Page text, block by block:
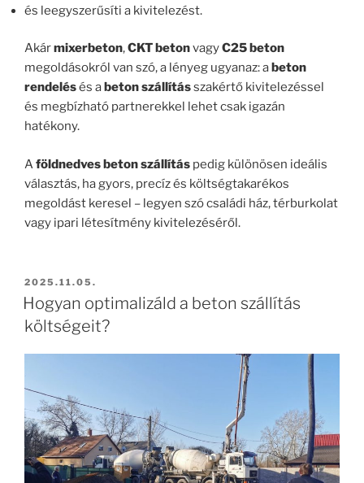
és leegyszerűsíti a kivitelezést.
Akármixerbeton,CKT betonvagyC25 beton
megoldásokról van szó, a lényeg ugyanaz: abeton
rendelésés abeton szállításszakértő kivitelezéssel
és megbízható partnerekkel lehet csak igazán
hatékony.
Aföldnedves beton szállítás pedig különösen ideális
választás, ha gyors, precíz és költségtakarékos
megoldást keresel – legyen szó családi ház, térburkolat
vagy ipari létesítmény kivitelezéséről.
BEKÜLDVE:
2025.11.05.
Hogyan optimalizáld a beton szállítás
költségeit?